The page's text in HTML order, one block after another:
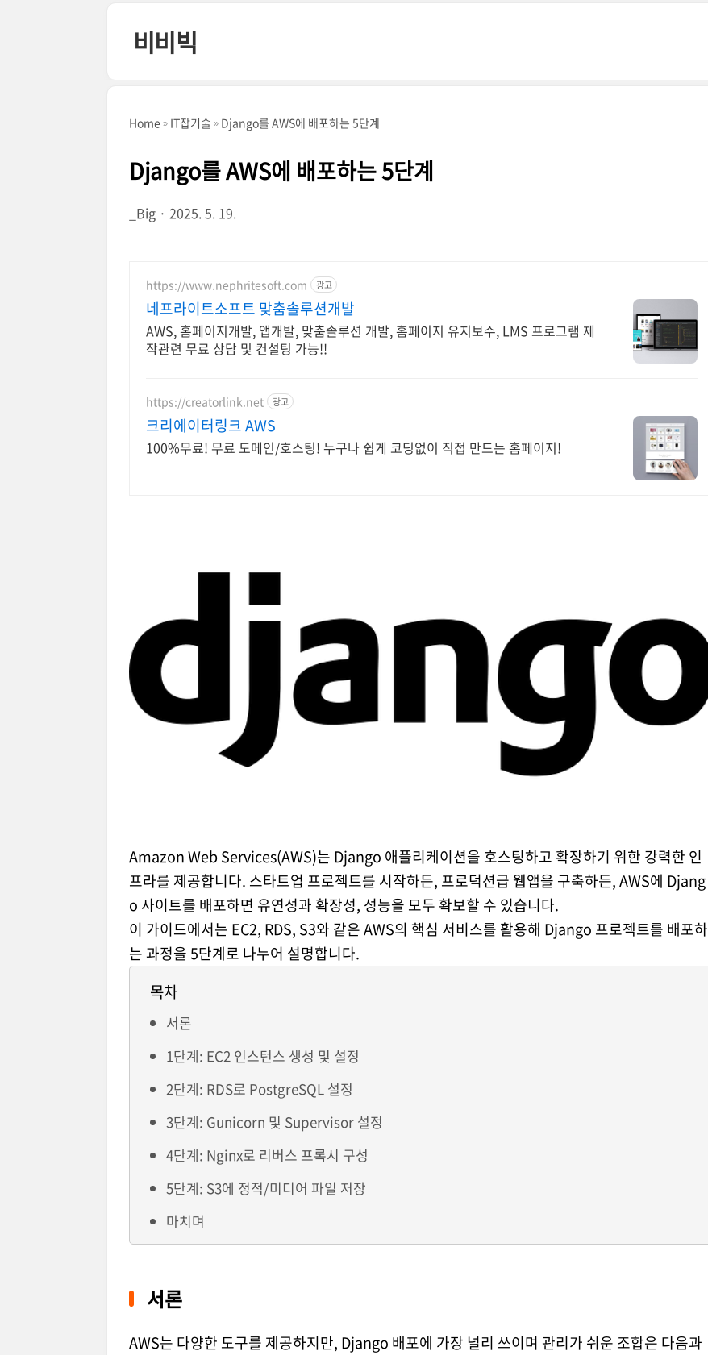
비비빅
Home IT잡기술 Django를 AWS에 배포하는 5단계
Django를 AWS에 배포하는 5단계
_Big 2025. 5. 19.
https://www.nephritesoft.com 광고
네프라이트소프트 맞춤솔루션개발
AWS, 홈페이지개발, 앱개발, 맞춤솔루션 개발, 홈페이지 유지보수, LMS 프로그램 제
작관련 무료 상담 및 컨설팅 가능!!
https://creatorlink.net 광고
크리에이터링크 AWS
100%무료! 무료 도메인/호스팅! 누구나 쉽게 코딩없이 직접 만드는 홈페이지!
Amazon Web Services(AWS)는 Django 애플리케이션을 호스팅하고 확장하기 위한 강력한 인
프라를 제공합니다. 스타트업 프로젝트를 시작하든, 프로덕션급 웹앱을 구축하든, AWS에 Djang
o 사이트를 배포하면 유연성과 확장성, 성능을 모두 확보할 수 있습니다.
이 가이드에서는 EC2, RDS, S3와 같은 AWS의 핵심 서비스를 활용해 Django 프로젝트를 배포하
는 과정을 5단계로 나누어 설명합니다.
목차
서론
1단계: EC2 인스턴스 생성 및 설정
2단계: RDS로 PostgreSQL 설정
3단계: Gunicorn 및 Supervisor 설정
4단계: Nginx로 리버스 프록시 구성
5단계: S3에 정적/미디어 파일 저장
마치며
서론
AWS는 다양한 도구를 제공하지만, Django 배포에 가장 널리 쓰이며 관리가 쉬운 조합은 다음과